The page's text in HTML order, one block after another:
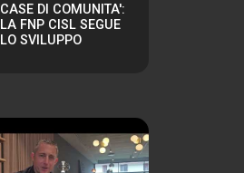
CASE DI COMUNITA':
LA FNP CISL SEGUE
LO SVILUPPO